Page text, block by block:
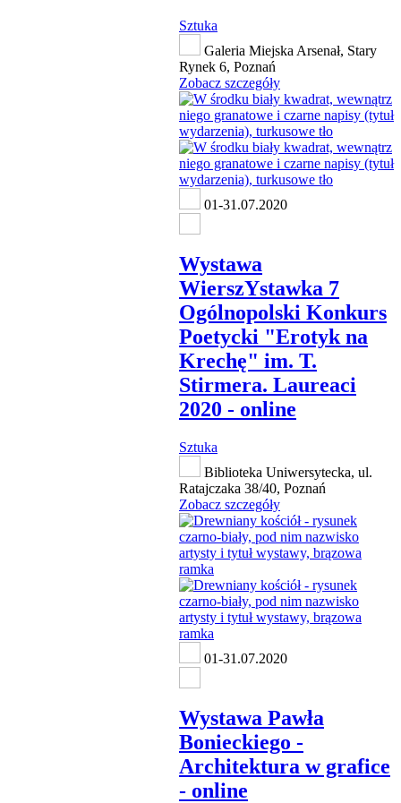
Sztuka
Galeria Miejska Arsenał, Stary
Rynek 6, Poznań
Zobacz szczegóły
01-31.07.2020
Wystawa
WierszYstawka 7
Ogólnopolski Konkurs
Poetycki "Erotyk na
Krechę" im. T.
Stirmera. Laureaci
2020 - online
Sztuka
Biblioteka Uniwersytecka, ul.
Ratajczaka 38/40, Poznań
Zobacz szczegóły
01-31.07.2020
Wystawa Pawła
Bonieckiego -
Architektura w grafice
- online